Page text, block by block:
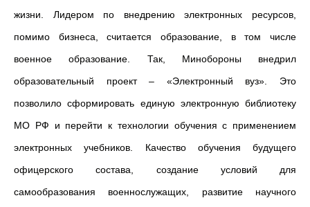
жизни. Лидером по внедрению электронных ресурсов,
помимо бизнеса, считается образование, в том числе
военное образование. Так, Минобороны внедрил
образовательный проект – «Электронный вуз». Это
позволило сформировать единую электронную библиотеку
МО РФ и перейти к технологии обучения с применением
электронных учебников. Качество обучения будущего
офицерского состава, создание условий для
самообразования военнослужащих, развитие научного